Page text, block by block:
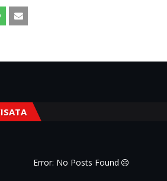
Error: No Posts Found